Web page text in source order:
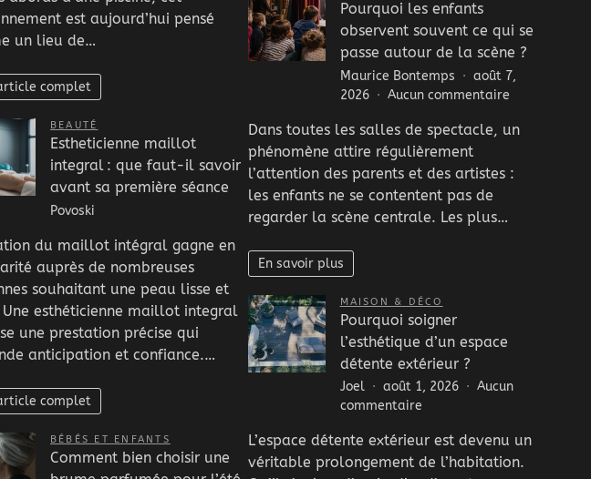
est aujourd’hui pensé
un lieu de…
complet
BEAUTÉ
Estheticienne maillot
integral : que faut-il savoir
avant sa première séance
Povoski
du maillot intégral gagne en
auprès de nombreuses
souhaitant une peau lisse et
esthéticienne maillot integral
une prestation précise qui
anticipation et confiance.…
complet
BÉBÉS ET ENFANTS
Comment bien choisir une
Pourquoi les enfants
observent souvent ce qui se
passe autour de la scène ?
Maurice Bontemps
août 7,
2026
Aucun commentairesur
les
observent
Dans toutes les salles de spectacle, un
phénomène attire régulièrement
l’attention des parents et des artistes :
les enfants ne se contentent pas de
regarder la scène centrale. Les plus…
En savoir plus
MAISON & DÉCO
Pourquoi soigner
l’esthétique d’un espace
détente extérieur ?
Joel août 1, 2026
Aucun
commentairesur
soigner
l’esthétique
L’espace détente extérieur est devenu un
véritable prolongement de l’habitation.